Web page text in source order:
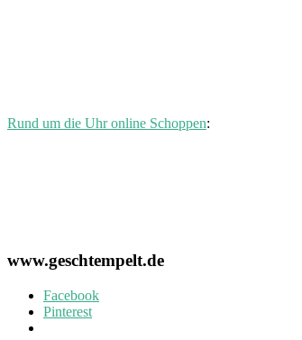
Rund um die Uhr online Schoppen:
www.geschtempelt.de
Facebook
Pinterest